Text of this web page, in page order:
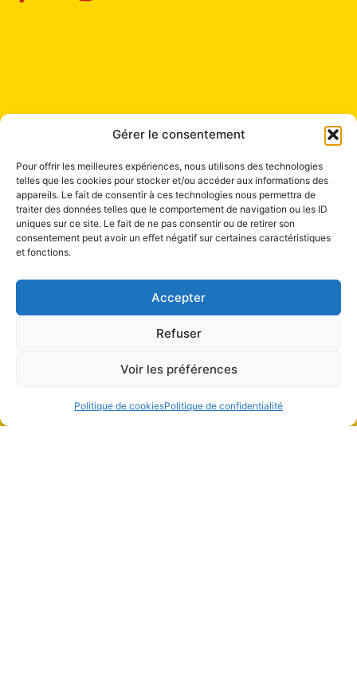
Gérer le consentement
Pour offrir les meilleures expériences, nous utilisons des technologies
telles que les cookies pour stocker et/ou accéder aux informations des
appareils. Le fait de consentir à ces technologies nous permettra de
traiter des données telles que le comportement de navigation ou les ID
uniques sur ce site. Le fait de ne pas consentir ou de retirer son
consentement peut avoir un effet négatif sur certaines caractéristiques
et fonctions.
Accepter
Refuser
Voir les préférences
Politique de cookiesPolitique de confidentialité
Institut Liang Shen de Médecine chinoise
Contact
Mail à Info Liang Shen